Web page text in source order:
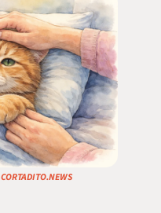
CORTADITO.NEWS